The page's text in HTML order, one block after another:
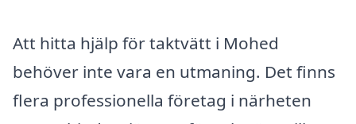
Att hitta hjälp för taktvätt i Mohed
behöver inte vara en utmaning. Det finns
flera professionella företag i närheten